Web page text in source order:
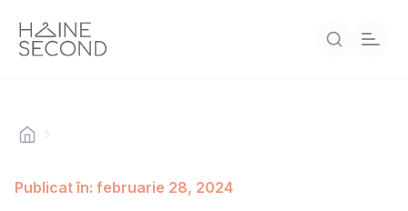
Publicat în: februarie 28, 2024